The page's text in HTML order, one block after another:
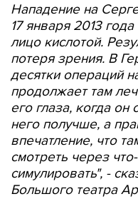
Нападение на
17 января 2013
лицо кислотой.
потеря зрения. В
десятки операций
продолжает там
его глаза, когда он
него получше, а
впечатление, что
смотреть через
симулировать", -
Большого театра